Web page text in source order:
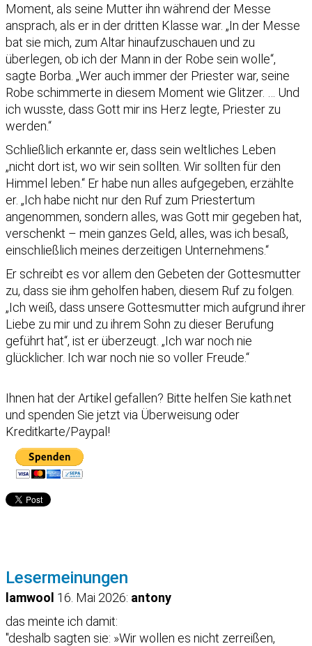
Moment, als seine Mutter ihn während der Messe
ansprach, als er in der dritten Klasse war. „In der Messe
bat sie mich, zum Altar hinaufzuschauen und zu
überlegen, ob ich der Mann in der Robe sein wolle“,
sagte Borba. „Wer auch immer der Priester war, seine
Robe schimmerte in diesem Moment wie Glitzer. … Und
ich wusste, dass Gott mir ins Herz legte, Priester zu
werden.“
Schließlich erkannte er, dass sein weltliches Leben
„nicht dort ist, wo wir sein sollten. Wir sollten für den
Himmel leben.“ Er habe nun alles aufgegeben, erzählte
er. „Ich habe nicht nur den Ruf zum Priestertum
angenommen, sondern alles, was Gott mir gegeben hat,
verschenkt – mein ganzes Geld, alles, was ich besaß,
einschließlich meines derzeitigen Unternehmens.“
Er schreibt es vor allem den Gebeten der Gottesmutter
zu, dass sie ihm geholfen haben, diesem Ruf zu folgen.
„Ich weiß, dass unsere Gottesmutter mich aufgrund ihrer
Liebe zu mir und zu ihrem Sohn zu dieser Berufung
geführt hat“, ist er überzeugt. „Ich war noch nie
glücklicher. Ich war noch nie so voller Freude.“
Ihnen hat der Artikel gefallen? Bitte helfen Sie kath.net
und spenden Sie jetzt via Überweisung oder
Kreditkarte/Paypal!
Lesermeinungen
lamwool 16. Mai 2026: antony
das meinte ich damit:
"deshalb sagten sie: »Wir wollen es nicht zerreißen,